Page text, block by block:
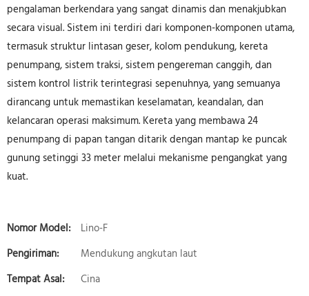
pengalaman berkendara yang sangat dinamis dan menakjubkan
secara visual. Sistem ini terdiri dari komponen-komponen utama,
termasuk struktur lintasan geser, kolom pendukung, kereta
penumpang, sistem traksi, sistem pengereman canggih, dan
sistem kontrol listrik terintegrasi sepenuhnya, yang semuanya
dirancang untuk memastikan keselamatan, keandalan, dan
kelancaran operasi maksimum. Kereta yang membawa 24
penumpang di papan tangan ditarik dengan mantap ke puncak
gunung setinggi 33 meter melalui mekanisme pengangkat yang
kuat.
Nomor Model:
Lino-F
Pengiriman:
Mendukung angkutan laut
Tempat Asal:
Cina